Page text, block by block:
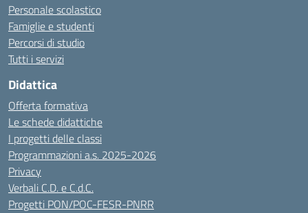
Personale scolastico
Famiglie e studenti
Percorsi di studio
Tutti i servizi
Didattica
Offerta formativa
Le schede didattiche
I progetti delle classi
Programmazioni a.s. 2025-2026
Privacy
Verbali C.D. e C.d.C.
Progetti PON/POC-FESR-PNRR